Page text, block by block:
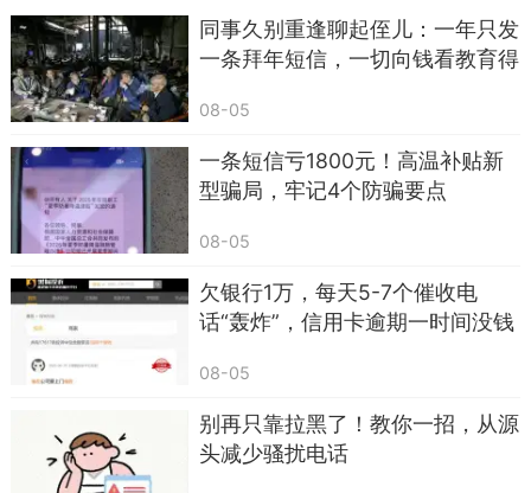
不曾停。人生如画，美丽风景醉如心，愿你幸福安
康，永无忧愁。早上好！
同事久别重逢聊起侄儿：一年只发
一条拜年短信，一切向钱看教育得
08-05
一条短信亏1800元！高温补贴新
型骗局，牢记4个防骗要点
08-05
欠银行1万，每天5-7个催收电
话“轰炸”，信用卡逾期一时间没钱
08-05
别再只靠拉黑了！教你一招，从源
头减少骚扰电话